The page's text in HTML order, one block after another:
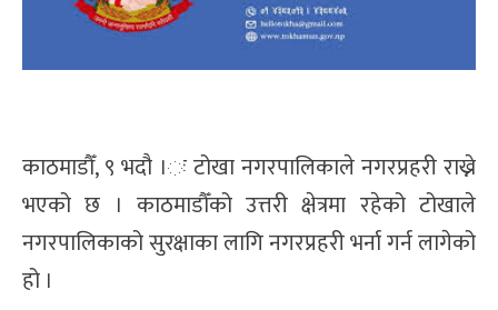
काठमाडौँ, ९ भदौ ।ः टोखा नगरपालिकाले नगरप्रहरी राख्ने
भएको छ । काठमाडौँको उत्तरी क्षेत्रमा रहेको टोखाले
नगरपालिकाको सुरक्षाका लागि नगरप्रहरी भर्ना गर्न लागेको
हो ।